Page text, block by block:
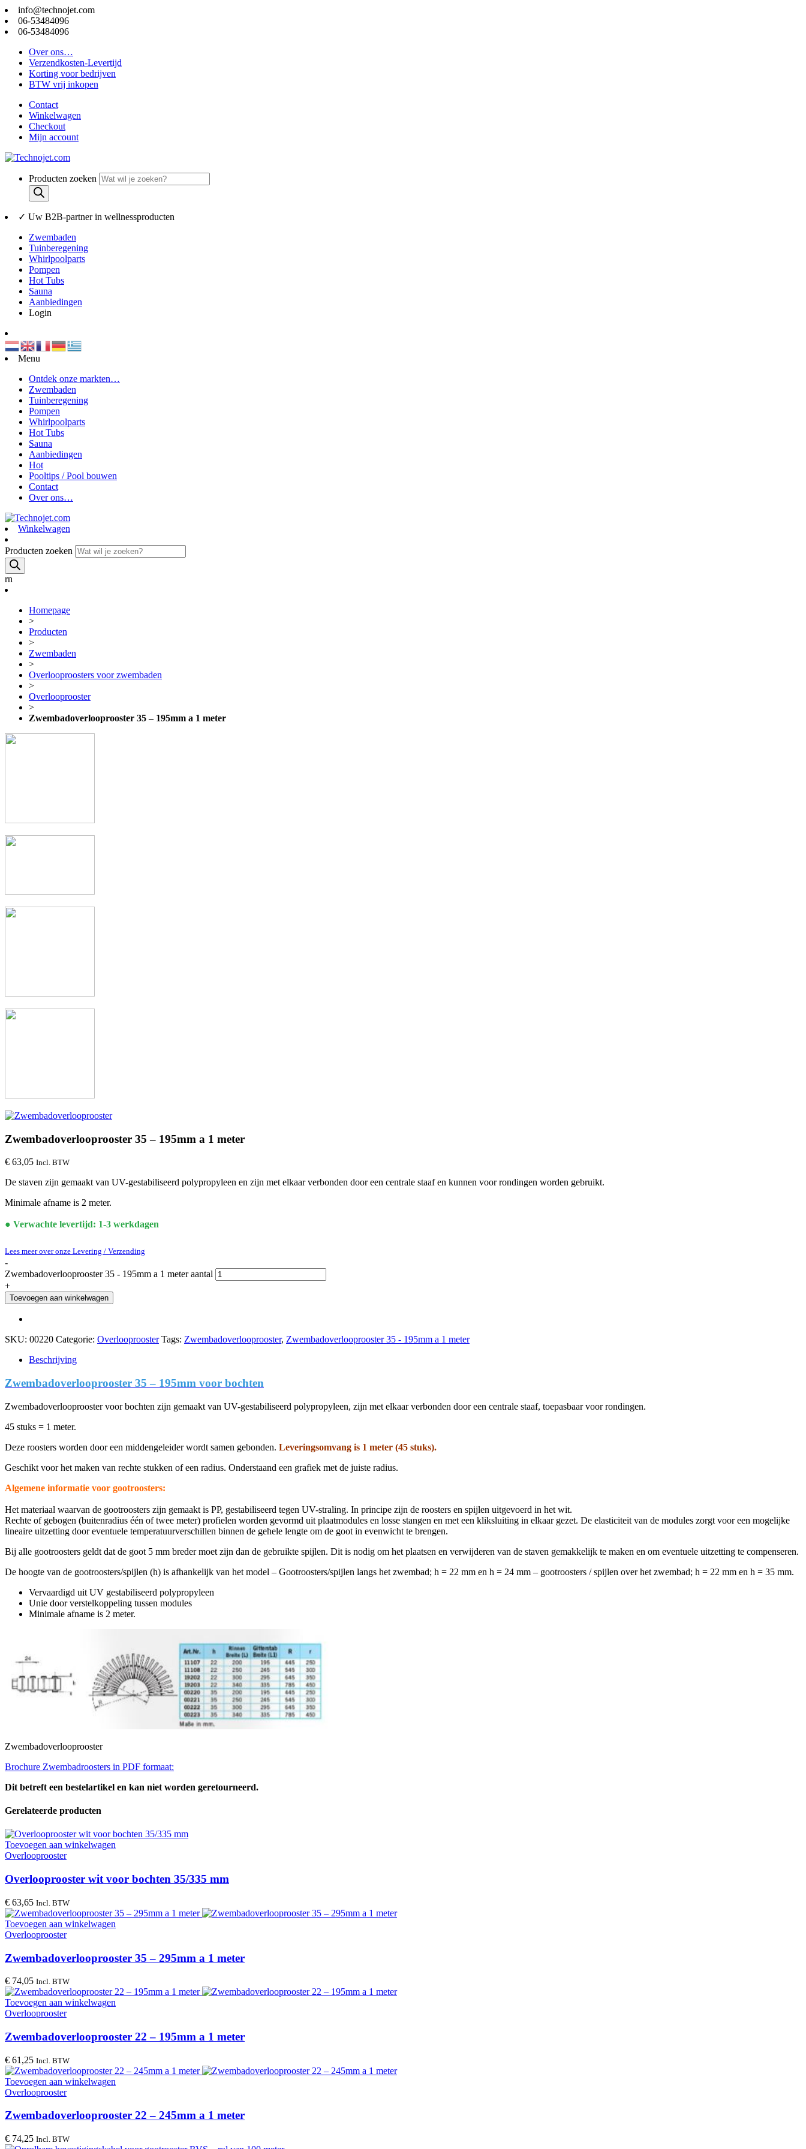
info@technojet.com
06-53484096
06-53484096
Over ons…
Verzendkosten-Levertijd
Korting voor bedrijven
BTW vrij inkopen
Contact
Winkelwagen
Checkout
Mijn account
Producten zoeken
✓ Uw B2B-partner in wellnessproducten
Zwembaden
Tuinberegening
Whirlpoolparts
Pompen
Hot Tubs
Sauna
Aanbiedingen
Login
Menu
Ontdek onze markten…
Zwembaden
Tuinberegening
Pompen
Whirlpoolparts
Hot Tubs
Sauna
Aanbiedingen
Hot
Pooltips / Pool bouwen
Contact
Over ons…
Winkelwagen
Producten zoeken
rn
Homepage
>
Producten
>
Zwembaden
>
Overlooproosters voor zwembaden
>
Overlooprooster
>
Zwembadoverlooprooster 35 – 195mm a 1 meter
Zwembadoverlooprooster 35 – 195mm a 1 meter
€ 63,05 Incl. BTW
De staven zijn gemaakt van UV-gestabiliseerd polypropyleen en zijn met elkaar verbonden door een centrale staaf en kunnen voor rondingen worden gebruikt.
Minimale afname is 2 meter.
● Verwachte levertijd: 1-3 werkdagen
Lees meer over onze Levering / Verzending
-
Zwembadoverlooprooster 35 - 195mm a 1 meter aantal
+
Toevoegen aan winkelwagen
SKU: 00220 Categorie: Overlooprooster Tags: Zwembadoverlooprooster, Zwembadoverlooprooster 35 - 195mm a 1 meter
Beschrijving
Zwembadoverlooprooster 35 – 195mm voor bochten
Zwembadoverlooprooster voor bochten zijn gemaakt van UV-gestabiliseerd polypropyleen, zijn met elkaar verbonden door een centrale staaf, toepasbaar voor rondingen.
45 stuks = 1 meter.
Deze roosters worden door een middengeleider wordt samen gebonden. Leveringsomvang is 1 meter (45 stuks).
Geschikt voor het maken van rechte stukken of een radius. Onderstaand een grafiek met de juiste radius.
Algemene informatie voor gootroosters:
Het materiaal waarvan de gootroosters zijn gemaakt is PP, gestabiliseerd tegen UV-straling. In principe zijn de roosters en spijlen uitgevoerd in het wit.
Rechte of gebogen (buitenradius één of twee meter) profielen worden gevormd uit plaatmodules en losse stangen en met een kliksluiting in elkaar gezet. De elasticiteit van de modules zorgt voor een mogelijke
lineaire uitzetting door eventuele temperatuurverschillen binnen de gehele lengte om de goot in evenwicht te brengen.
Bij alle gootroosters geldt dat de goot 5 mm breder moet zijn dan de gebruikte spijlen. Dit is nodig om het plaatsen en verwijderen van de staven gemakkelijk te maken en om eventuele uitzetting te compenseren.
De hoogte van de gootroosters/spijlen (h) is afhankelijk van het model – Gootroosters/spijlen langs het zwembad; h = 22 mm en h = 24 mm – gootroosters / spijlen over het zwembad; h = 22 mm en h = 35 mm.
Vervaardigd uit UV gestabiliseerd polypropyleen
Unie door verstelkoppeling tussen modules
Minimale afname is 2 meter.
Zwembadoverlooprooster
Brochure Zwembadroosters in PDF formaat:
Dit betreft een bestelartikel en kan niet worden geretourneerd.
Gerelateerde producten
Toevoegen aan winkelwagen
Overlooprooster
Overlooprooster wit voor bochten 35/335 mm
€ 63,65 Incl. BTW
Toevoegen aan winkelwagen
Overlooprooster
Zwembadoverlooprooster 35 – 295mm a 1 meter
€ 74,05 Incl. BTW
Toevoegen aan winkelwagen
Overlooprooster
Zwembadoverlooprooster 22 – 195mm a 1 meter
€ 61,25 Incl. BTW
Toevoegen aan winkelwagen
Overlooprooster
Zwembadoverlooprooster 22 – 245mm a 1 meter
€ 74,25 Incl. BTW